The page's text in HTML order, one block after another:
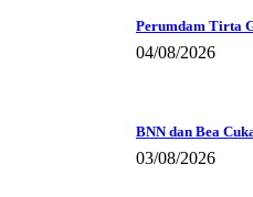
Perumdam Tirta
04/08/2026
BNN dan Bea
03/08/2026